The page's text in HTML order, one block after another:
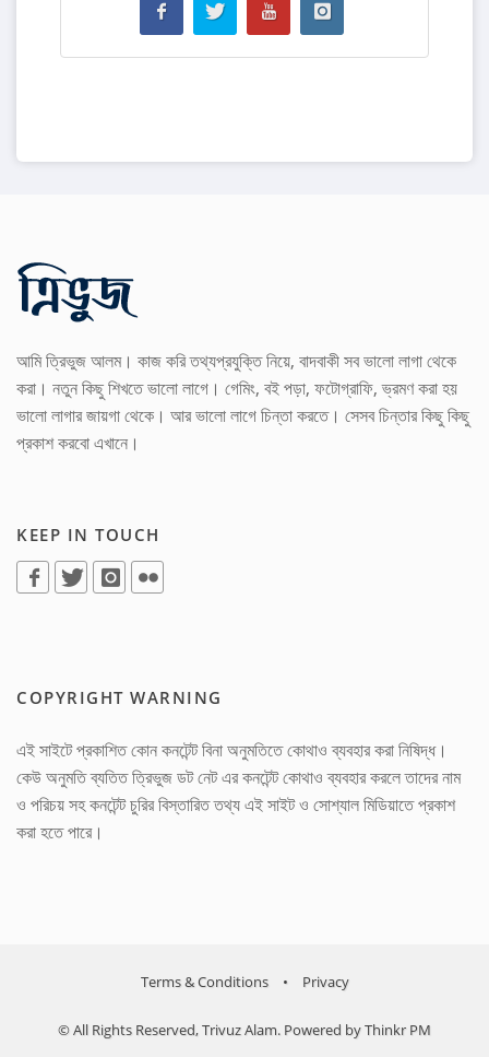
আমি ত্রিভুজ আলম। কাজ করি তথ্যপ্রযুক্তি নিয়ে, বাদবাকী সব ভালো লাগা থেকে
করা। নতুন কিছু শিখতে ভালো লাগে। গেমিং, বই পড়া, ফটোগ্রাফি, ভ্রমণ করা হয়
ভালো লাগার জায়গা থেকে। আর ভালো লাগে চিন্তা করতে। সেসব চিন্তার কিছু কিছু
প্রকাশ করবো এখানে।
KEEP IN TOUCH
COPYRIGHT WARNING
এই সাইটে প্রকাশিত কোন কনটেন্ট বিনা অনুমতিতে কোথাও ব্যবহার করা নিষিদ্ধ।
কেউ অনুমতি ব্যতিত ত্রিভুজ ডট নেট এর কনটেন্ট কোথাও ব্যবহার করলে তাদের নাম
ও পরিচয় সহ কনটেন্ট চুরির বিস্তারিত তথ্য এই সাইট ও সোশ্যাল মিডিয়াতে প্রকাশ
করা হতে পারে।
Terms & Conditions • Privacy
© All Rights Reserved, Trivuz Alam. Powered byThinkr PM